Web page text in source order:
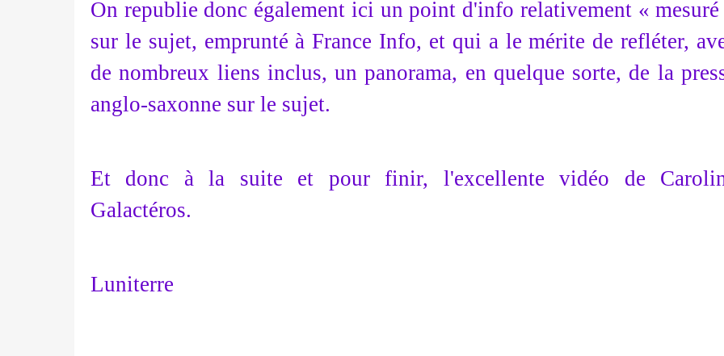
On republie donc également ici un point d'info relativement « mesuré
sur le sujet, emprunté à France Info, et qui a le mérite de refléter,
de nombreux liens inclus, un panorama, en quelque sorte, de la
anglo-saxonne sur le sujet.
Et donc à la suite et pour finir, l'excellente vidéo de
Galactéros.
Luniterre